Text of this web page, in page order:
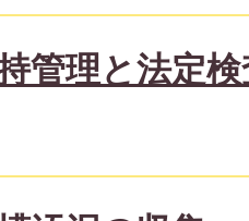
管理と法定